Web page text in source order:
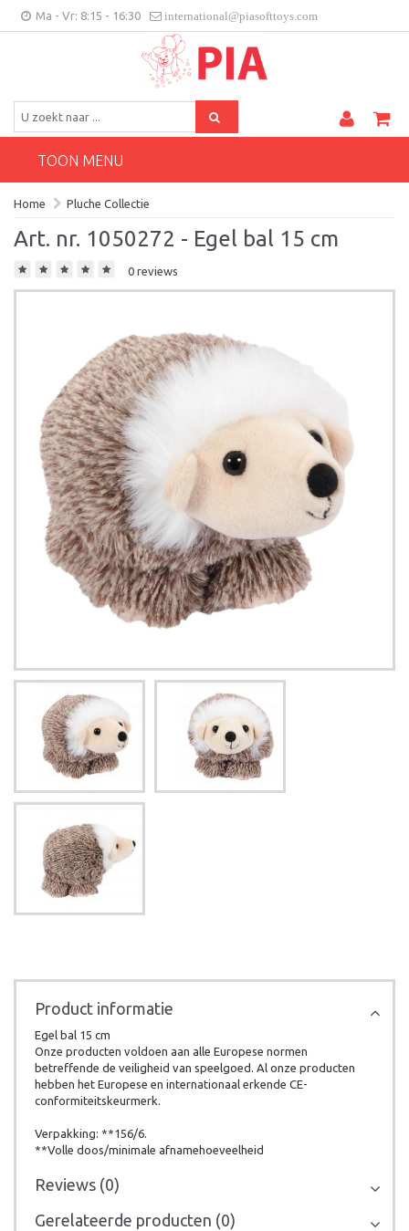
Ma - Vr: 8:15 - 16:30 international@piasofttoys.com
Klantenfeedback
BE/NL
TOON MENU
Home Pluche Collectie
Art. nr. 1050272 - Egel bal 15 cm
0 reviews
Product informatie
Egel bal 15 cm
Onze producten voldoen aan alle Europese normen
betreffende de veiligheid van speelgoed. Al onze producten
hebben het Europese en internationaal erkende CE-
conformiteitskeurmerk.
Verpakking: **156/6.
**Volle doos/minimale afnamehoeveelheid
Reviews (0)
Gerelateerde producten (0)